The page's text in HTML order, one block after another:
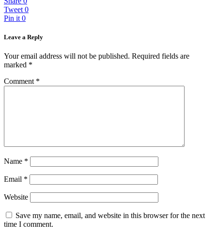
Tweet 0
Pin it 0
Leave a Reply
Your email address will not be published. Required fields are
marked *
Comment *
Name *
Email *
Website
Save my name, email, and website in this browser for the next
time I comment.